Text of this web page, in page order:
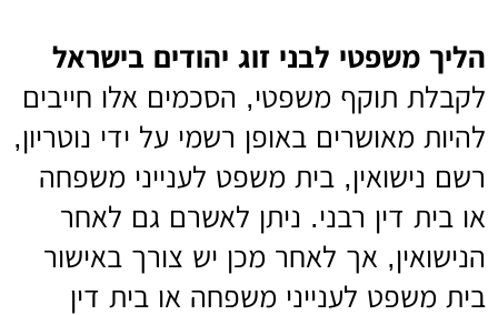
הליך משפטי לבני זוג יהודים בישראל
לקבלת תוקף משפטי, הסכמים אלו חייבים
להיות מאושרים באופן רשמי על ידי נוטריון,
רשם נישואין, בית משפט לענייני משפחה
או בית דין רבני. ניתן לאשרם גם לאחר
הנישואין, אך לאחר מכן יש צורך באישור
בית משפט לענייני משפחה או בית דין